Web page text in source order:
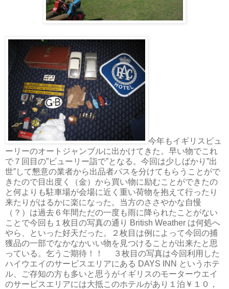
今年もイギリスビュ
ーリーのオートジャンブルに出かけてきた。早い物でこれ
で７回目の”ビューリー詣で”となる。今回は少しばかり”出
世”して懇意の業者から出品者パスを分けてもらうことがで
きたので目出度く（金）から買い物に励むことができたの
と何よりも駐車場が会場に近く重い荷物を抱えて行ったり
来たりがはるかに楽になった。当方のささやかな自慢
（？）は過去６年間ただの一度も雨に降られたことがない
ことで今回も１枚目の写真の通り British Weather は何処へ
やら、といった好天だった。２枚目は例によって今回の捕
獲品の一部でなかなかいい物を見つけることが出来たと思
っている。乞うご期待！！ ３枚目の写真は今回利用した
ハイウエイのサービスエリアにある DAYS INN というホテ
ル、ご存知の方も多いと思うがイギリスのモーターウエイ
のサービスエリアには大抵このホテルがあり１泊￥１０，